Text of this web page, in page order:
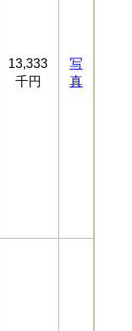
13,333
千円
写
真